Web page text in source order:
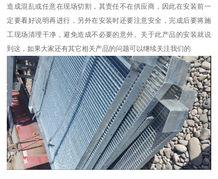
造成混乱或任意在现场切割，其责任不在供应商，因此在安装前一
定要看好说明再进行，另外在安装时还要注意安全，完成后要将施
工现场清理干净，避免造成不必要的意外。关于此产品的安装就说
到这，如果大家还有其它相关产品的问题可以继续关注我们的